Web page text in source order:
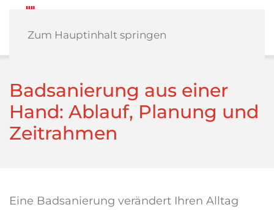
Zum Hauptinhalt springen
Badsanierung aus einer
Hand: Ablauf, Planung und
Zeitrahmen
Eine Badsanierung verändert Ihren Alltag